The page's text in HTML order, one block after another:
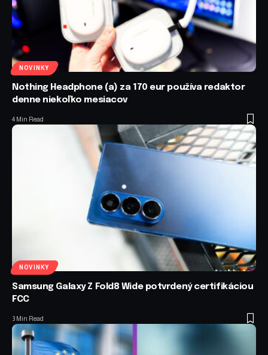
NOVINKY
Nothing Headphone (a) za 170 eur používa redaktor
denne niekoľko mesiacov
4 Min Read
NOVINKY
Samsung Galaxy Z Fold8 Wide potvrdený certifikáciou
FCC
3 Min Read